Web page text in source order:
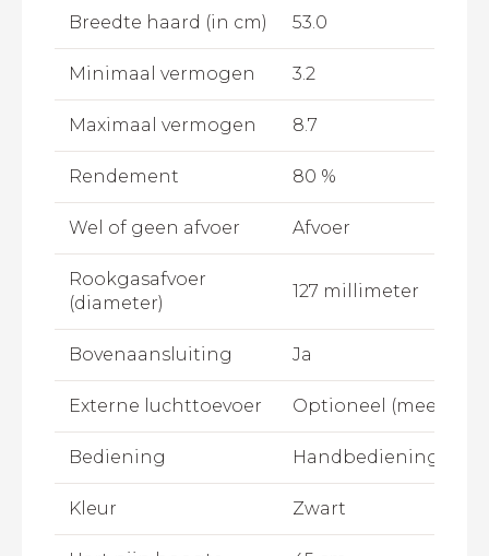
Breedte haard (in cm) 53.0
Minimaal vermogen 3.2
Maximaal vermogen 8.7
Rendement 80 %
Wel of geen afvoer Afvoer
Rookgasafvoer
(diameter)
127 millimeter
Bovenaansluiting Ja
Externe luchttoevoer Optioneel (meerprijs)
Bediening Handbediening
Kleur Zwart